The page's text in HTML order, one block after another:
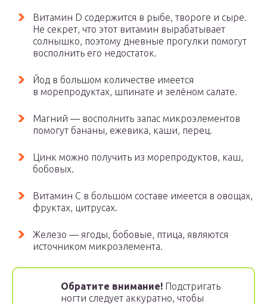
Витамин D содержится в рыбе, твороге и сыре.
Не секрет, что этот витамин вырабатывает
солнышко, поэтому дневные прогулки помогут
восполнить его недостаток.
Йод в большом количестве имеется
в морепродуктах, шпинате и зелёном салате.
Магний — восполнить запас микроэлементов
помогут бананы, ежевика, каши, перец.
Цинк можно получить из морепродуктов, каш,
бобовых.
Витамин С в большом составе имеется в овощах,
фруктах, цитрусах.
Железо — ягоды, бобовые, птица, являются
источником микроэлемента.
Обратите внимание! Подстригать
ногти следует аккуратно, чтобы